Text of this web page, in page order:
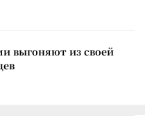
выгоняют из своей